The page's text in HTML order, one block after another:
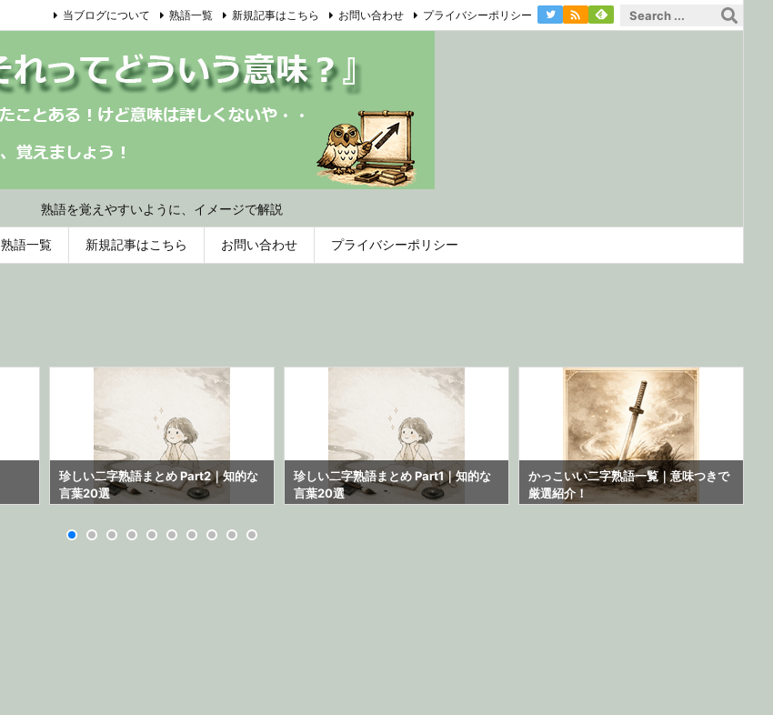
熟語を覚えやすいように、イメージで解説
熟語一覧 新規記事はこちら お問い合わせ プライバシーポリシー
当ブログについて 熟語一覧 新規記事はこちら お問い合わせ プライバシーポリシー 
珍しい二字熟語まとめ Part2｜知的な
言葉20選
珍しい二字熟語まとめ Part1｜知的な
言葉20選
かっこいい二字熟語一覧｜意味つきで
厳選紹介！